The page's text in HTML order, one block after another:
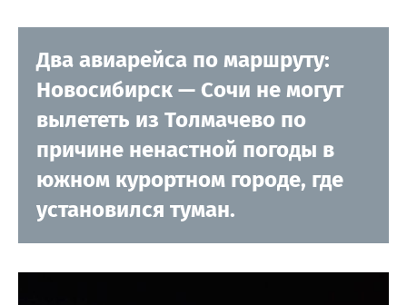
Два авиарейса по маршруту:
Новосибирск — Сочи не могут
вылететь из Толмачево по
причине ненастной погоды в
южном курортном городе, где
установился туман.